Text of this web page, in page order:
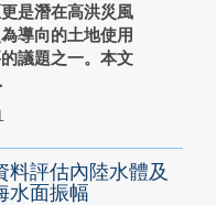
是潛在高洪災風
導向的土地使用
議題之一。本文
料評估內陸水體及
水面振幅